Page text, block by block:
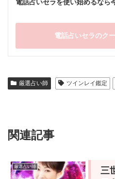
電話占いセラを使い始めるなら
電話占いセラのク
厳選占い師 ツインレイ鑑定
関連記事
厳選占い師
三